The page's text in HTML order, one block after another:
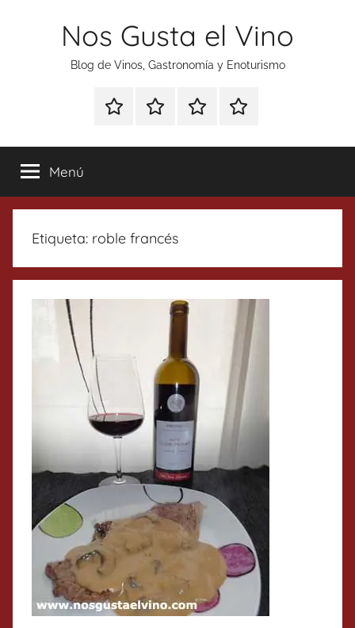
Nos Gusta el Vino
Blog de Vinos, Gastronomía y Enoturismo
Especial
Tonics
Enoturismo
Gastronomía
RankingContacto
Menú
Etiqueta: roble francés